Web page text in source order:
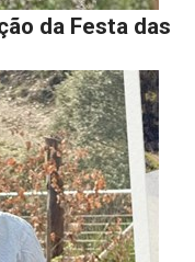
da Festa das